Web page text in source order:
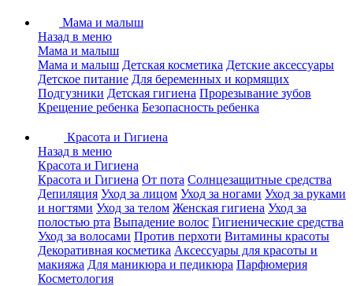
Мама и малыш
Назад в меню
Мама и малыш
Мама и малыш Детская косметика Детские аксессуары
Детское питание Для беременных и кормящих
Подгузники Детская гигиена Прорезывание зубов
Крещение ребенка Безопасность ребенка
Красота и Гигиена
Назад в меню
Красота и Гигиена
Красота и Гигиена От пота Солнцезащитные средства
Депиляция Уход за лицом Уход за ногами Уход за руками
и ногтями Уход за телом Женская гигиена Уход за
полостью рта Выпадение волос Гигиенические средства
Уход за волосами Против перхоти Витамины красоты
Декоративная косметика Аксессуары для красоты и
макияжа Для маникюра и педикюра Парфюмерия
Косметология